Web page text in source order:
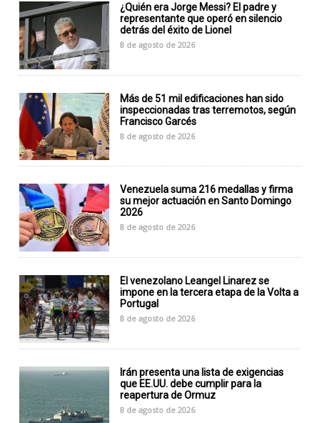
¿Quién era Jorge Messi? El padre y
representante que operó en silencio
detrás del éxito de Lionel
8 de agosto de 2026
Más de 51 mil edificaciones han sido
inspeccionadas tras terremotos, según
Francisco Garcés
8 de agosto de 2026
Venezuela suma 216 medallas y firma
su mejor actuación en Santo Domingo
2026
8 de agosto de 2026
El venezolano Leangel Linarez se
impone en la tercera etapa de la Volta a
Portugal
8 de agosto de 2026
Irán presenta una lista de exigencias
que EE.UU. debe cumplir para la
reapertura de Ormuz
8 de agosto de 2026